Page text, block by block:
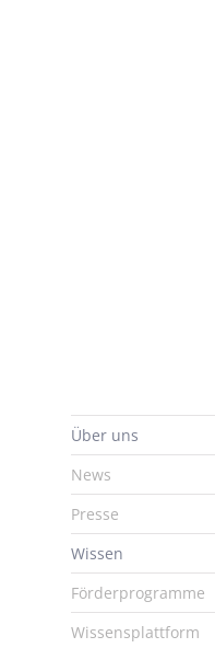
Über uns
News
Presse
Wissen
Förderprogramme
Wissensplattform